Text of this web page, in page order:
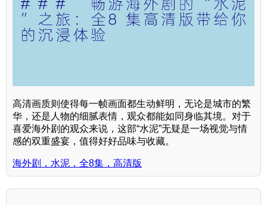
高清画质则使得每一帧画面都生动鲜明，无论是城市的繁
华，还是人物的细腻表情，观众都能如同身临其境。对于
喜爱海外剧的观众来说，这部“水泥”无疑是一场视觉与情
感的双重盛宴，值得好好品味与收藏。
海外剧，水泥，全8集，高清版